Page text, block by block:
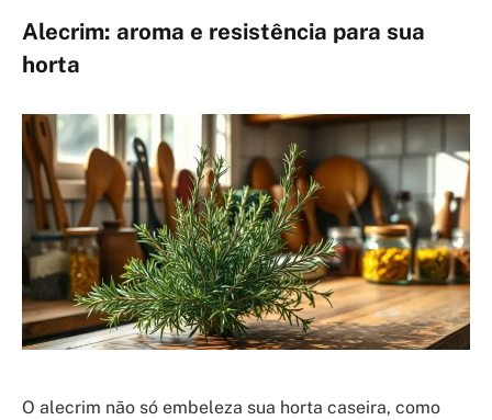
Alecrim: aroma e resistência para sua
horta
O alecrim não só embeleza sua horta caseira, como